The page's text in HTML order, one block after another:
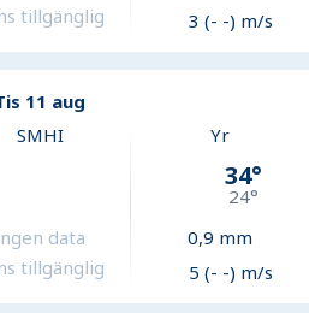
tillgänglig
3 (- -) m/s
11 aug
SMHI
data
tillgänglig
Yr
34°
24°
0,9 mm
5 (- -) m/s